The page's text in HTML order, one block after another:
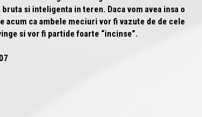
si inteligenta in teren. Daca vom avea insa o
acum ca ambele meciuri vor fi vazute de de cele
si vor fi partide foarte “incinse”.